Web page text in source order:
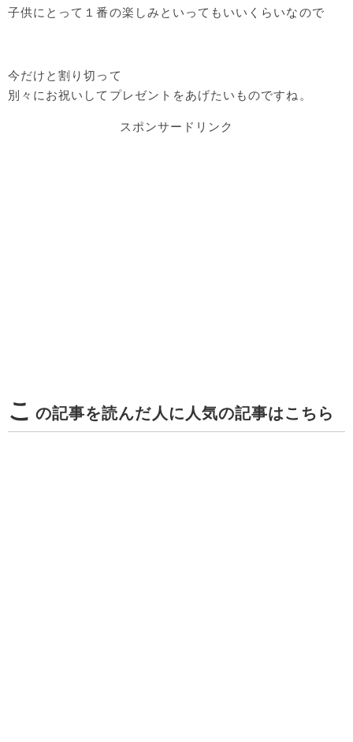
子供にとって１番の楽しみといってもいいくらいなので
今だけと割り切って
別々にお祝いしてプレゼントをあげたいものですね。
スポンサードリンク
こ の記事を読んだ人に人気の記事はこちら